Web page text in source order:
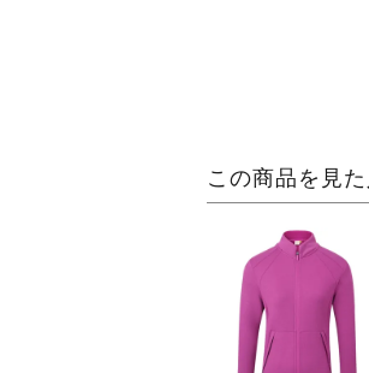
この商品を見